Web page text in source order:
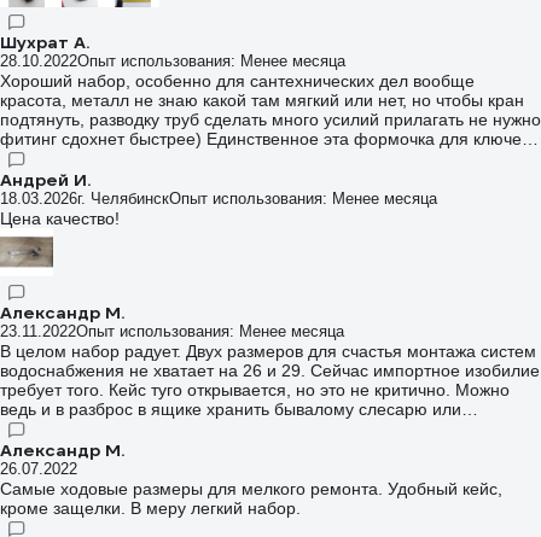
Шухрат А.
28.10.2022Опыт использования: Менее месяца
Хороший набор, особенно для сантехнических дел вообще
красота, металл не знаю какой там мягкий или нет, но чтобы кран
подтянуть, разводку труб сделать много усилий прилагать не нужно
фитинг сдохнет быстрее) Единственное эта формочка для ключей
конечно хлипкая, но я думаю производитель ее сделал не для того
чтобы в ней хранить ключи, а видимо для транспортировки,
крышечка там сразу у меня оторвалась, так что я ее использую
просто как подставку в ящике чтобы ключи не болтались по всему
ящику и не гремели.
Андрей И.
18.03.2026г. ЧелябинскОпыт использования: Менее месяца
Цена качество!
Александр М.
23.11.2022Опыт использования: Менее месяца
В целом набор радует. Двух размеров для счастья монтажа систем
водоснабжения не хватает на 26 и 29. Сейчас импортное изобилие
требует того. Кейс туго открывается, но это не критично. Можно
ведь и в разброс в ящике хранить бывалому слесарю или
монтажнику.
Александр М.
26.07.2022
Самые ходовые размеры для мелкого ремонта. Удобный кейс,
кроме защелки. В меру легкий набор.